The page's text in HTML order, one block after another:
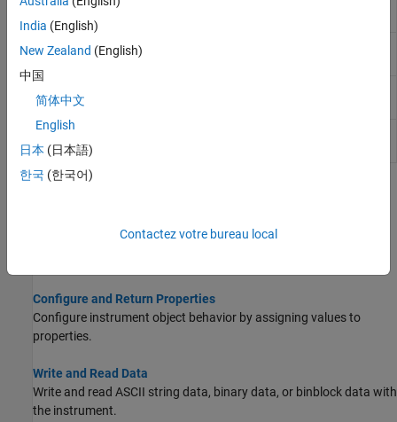
Explorer
UDP
Create UDP socket and communicate over
networks using UDP
Explorer
VISA
Explorer
Communicate with your instrument by creating an object that
Configure and Return Properties
Configure instrument object behavior by assigning values to
properties.
Write and Read Data
Write and read ASCII string data, binary data, or binblock data with
the instrument.
India (English)
New Zealand (English)
中国
简体中文
English
日本 (日本語)
한국 (한국어)
Contactez votre bureau local